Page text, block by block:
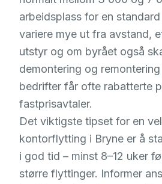
arbeidsplass for en
variere mye ut fra avstand,
utstyr og om byrået også
demontering og
bedrifter får ofte rabatterte
fastprisavtaler.
Det viktigste tipset for en
kontorflytting i Bryne er å
i god tid – minst 8–12 uker
større flyttinger. Informer